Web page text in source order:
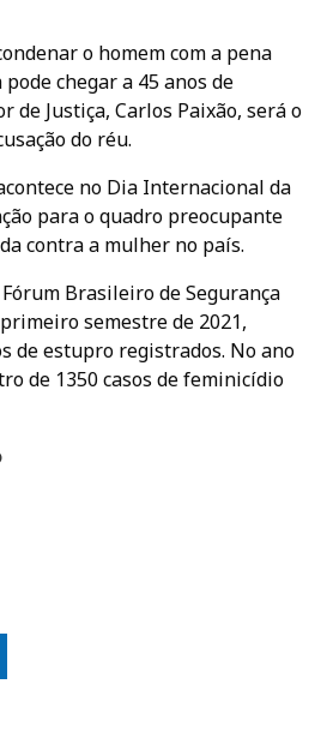
o homem com a pena
chegar a 45 anos de
de Justiça, Carlos Paixão, será o
do réu.
no Dia Internacional da
para o quadro preocupante
contra a mulher no país.
Brasileiro de Segurança
semestre de 2021,
de estupro registrados. No ano
de 1350 casos de feminicídio